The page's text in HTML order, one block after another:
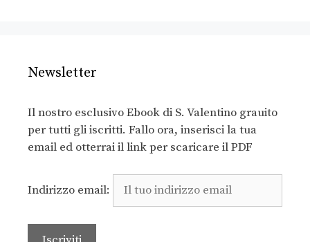
Newsletter
Il nostro esclusivo Ebook di S. Valentino grauito
per tutti gli iscritti. Fallo ora, inserisci la tua
email ed otterrai il link per scaricare il PDF
Indirizzo email: